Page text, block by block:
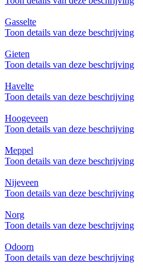
Gasselte
Toon details van deze beschrijving
Gieten
Toon details van deze beschrijving
Havelte
Toon details van deze beschrijving
Hoogeveen
Toon details van deze beschrijving
Meppel
Toon details van deze beschrijving
Nijeveen
Toon details van deze beschrijving
Norg
Toon details van deze beschrijving
Odoorn
Toon details van deze beschrijving